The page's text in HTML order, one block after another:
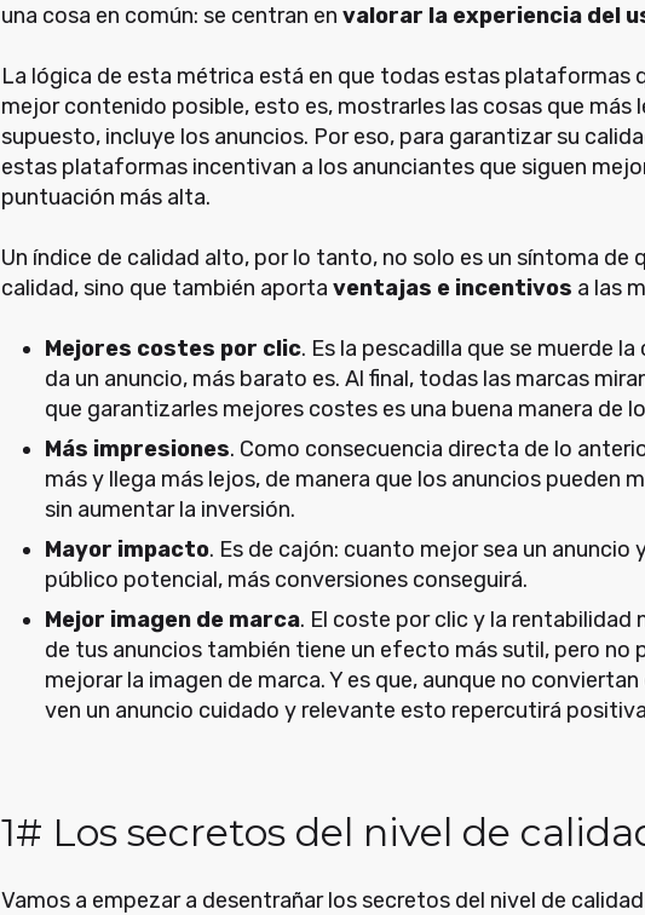
una cosa en común: se centran en valorar la experiencia del
La lógica de esta métrica está en que todas estas plataformas
mejor contenido posible, esto es, mostrarles las cosas que más
supuesto, incluye los anuncios. Por eso, para garantizar su
estas plataformas incentivan a los anunciantes que siguen
puntuación más alta.
Un índice de calidad alto, por lo tanto, no solo es un síntoma de
calidad, sino que también aporta ventajas e incentivos a las
Mejores costes por clic. Es la pescadilla que se muerde
da un anuncio, más barato es. Al final, todas las marcas
que garantizarles mejores costes es una buena manera de
Más impresiones. Como consecuencia directa de lo
más y llega más lejos, de manera que los anuncios pueden
sin aumentar la inversión.
Mayor impacto. Es de cajón: cuanto mejor sea un anuncio
público potencial, más conversiones conseguirá.
Mejor imagen de marca. El coste por clic y la rentabilidad
de tus anuncios también tiene un efecto más sutil, pero no
mejorar la imagen de marca. Y es que, aunque no
ven un anuncio cuidado y relevante esto repercutirá
1# Los secretos del nivel de
Vamos a empezar a desentrañar los secretos del nivel de